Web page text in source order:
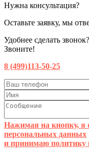
Нужна консультация?
Оставьте заявку, мы
Удобнее сделать звонок?
Звоните!
8 (499)113-50-25
Нажимая на кнопку, я
персональных данных
и принимаю политику